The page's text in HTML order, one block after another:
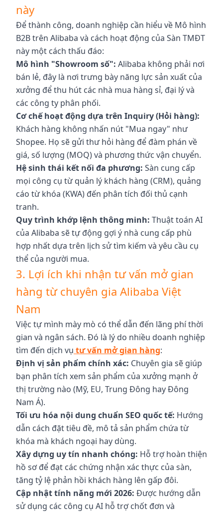
này
Để thành công, doanh nghiệp cần hiểu về Mô hình
B2B trên Alibaba và cách hoạt động của Sàn TMĐT
này một cách thấu đáo:
Mô hình "Showroom số": Alibaba không phải nơi
bán lẻ, đây là nơi trưng bày năng lực sản xuất của
xưởng để thu hút các nhà mua hàng sỉ, đại lý và
các công ty phân phối.
Cơ chế hoạt động dựa trên Inquiry (Hỏi hàng):
Khách hàng không nhấn nút "Mua ngay" như
Shopee. Họ sẽ gửi thư hỏi hàng để đàm phán về
giá, số lượng (MOQ) và phương thức vận chuyển.
Hệ sinh thái kết nối đa phương: Sàn cung cấp
mọi công cụ từ quản lý khách hàng (CRM), quảng
cáo từ khóa (KWA) đến phân tích đối thủ cạnh
tranh.
Quy trình khớp lệnh thông minh: Thuật toán AI
của Alibaba sẽ tự động gợi ý nhà cung cấp phù
hợp nhất dựa trên lịch sử tìm kiếm và yêu cầu cụ
thể của người mua.
3. Lợi ích khi nhận tư vấn mở gian
hàng từ chuyên gia Alibaba Việt
Nam
Việc tự mình mày mò có thể dẫn đến lãng phí thời
gian và ngân sách. Đó là lý do nhiều doanh nghiệp
tìm đến dịch vụ tư vấn mở gian hàng:
Định vị sản phẩm chính xác: Chuyên gia sẽ giúp
bạn phân tích xem sản phẩm của xưởng mạnh ở
thị trường nào (Mỹ, EU, Trung Đông hay Đông
Nam Á).
Tối ưu hóa nội dung chuẩn SEO quốc tế: Hướng
dẫn cách đặt tiêu đề, mô tả sản phẩm chứa từ
khóa mà khách ngoại hay dùng.
Xây dựng uy tín nhanh chóng: Hỗ trợ hoàn thiện
hồ sơ để đạt các chứng nhận xác thực của sàn,
tăng tỷ lệ phản hồi khách hàng lên gấp đôi.
Cập nhật tính năng mới 2026: Được hướng dẫn
sử dụng các công cụ AI hỗ trợ chốt đơn và